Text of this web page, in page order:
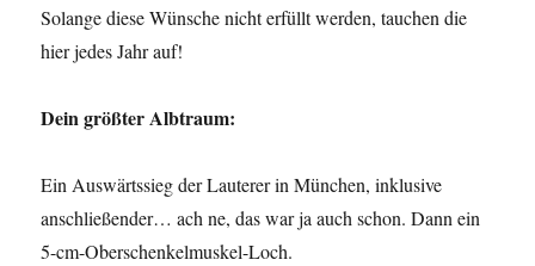
Solange diese Wünsche nicht erfüllt werden, tauchen die
hier jedes Jahr auf!
Dein größter Albtraum:
Ein Auswärtssieg der Lauterer in München, inklusive
anschließender… ach ne, das war ja auch schon. Dann ein
5-cm-Oberschenkelmuskel-Loch.